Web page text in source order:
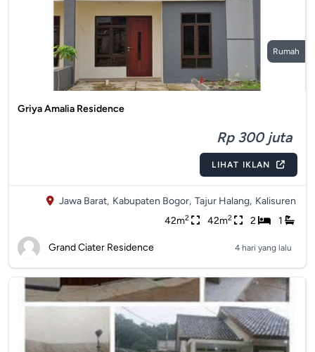
Rumah
Griya Amalia Residence
Rp 300 juta
LIHAT IKLAN
Jawa Barat, Kabupaten Bogor, Tajur Halang, Kalisuren
42m2 42m2 2 1
Grand Ciater Residence 4 hari yang lalu